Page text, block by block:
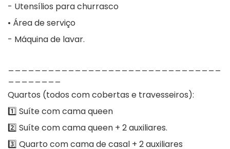
- Utensílios para churrasco
• Área de serviço
- Máquina de lavar.
Quartos (todos com cobertas e travesseiros):
1️⃣ Suíte com cama queen
2️⃣ Suíte com cama queen + 2 auxiliares.
3️⃣ Quarto com cama de casal + 2 auxiliares